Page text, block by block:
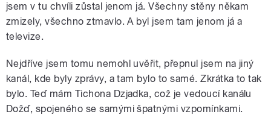
jsem v tu chvíli zůstal jenom já. Všechny stěny někam
zmizely, všechno ztmavlo. A byl jsem tam jenom já a
televize.
Nejdříve jsem tomu nemohl uvěřit, přepnul jsem na jiný
kanál, kde byly zprávy, a tam bylo to samé. Zkrátka to tak
bylo. Teď mám Tichona Dzjadka, což je vedoucí kanálu
Dožď, spojeného se samými špatnými vzpomínkami.